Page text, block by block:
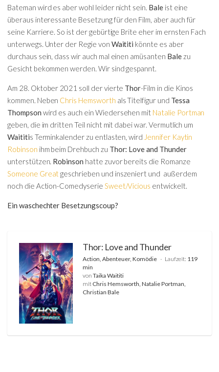
Bateman wird es aber wohl leider nicht sein. Bale ist eine
überaus interessante Besetzung für den Film, aber auch für
seine Karriere. So ist der gebürtige Brite eher im ernsten Fach
unterwegs. Unter der Regie von Waititi könnte es aber
durchaus sein, dass wir auch mal einen amüsanten Balezu
Gesicht bekommen werden. Wir sind gespannt.
Am 28. Oktober 2021 soll der vierte Thor-Film in die Kinos
kommen. Neben Chris Hemsworth als Titelfigur und Tessa
Thompson wird es auch ein Wiedersehen mit Natalie Portman
geben, die im dritten Teil nicht mit dabei war. Vermutlich um
Waititis Terminkalender zu entlasten, wird Jennifer Kaytin
Robinson ihm beim Drehbuch zu Thor: Love and Thunder
unterstützen. Robinson hatte zuvor bereits die Romanze
Someone Greatgeschrieben und inszeniert und außerdem
noch die Action-Comedyserie Sweet/Vicious entwickelt.
Ein waschechter Besetzungscoup?
Thor: Love and Thunder
Action, Abenteuer, Komödie Laufzeit: 119
min
von Taika Waititi
mit Chris Hemsworth, Natalie Portman,
Christian Bale